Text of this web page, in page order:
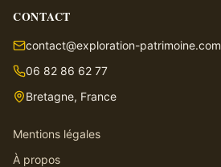
CONTACT
contact@exploration-patrimoine.com
06 82 86 62 77
Bretagne, France
Mentions légales
À propos